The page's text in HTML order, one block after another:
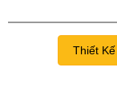
Thiết